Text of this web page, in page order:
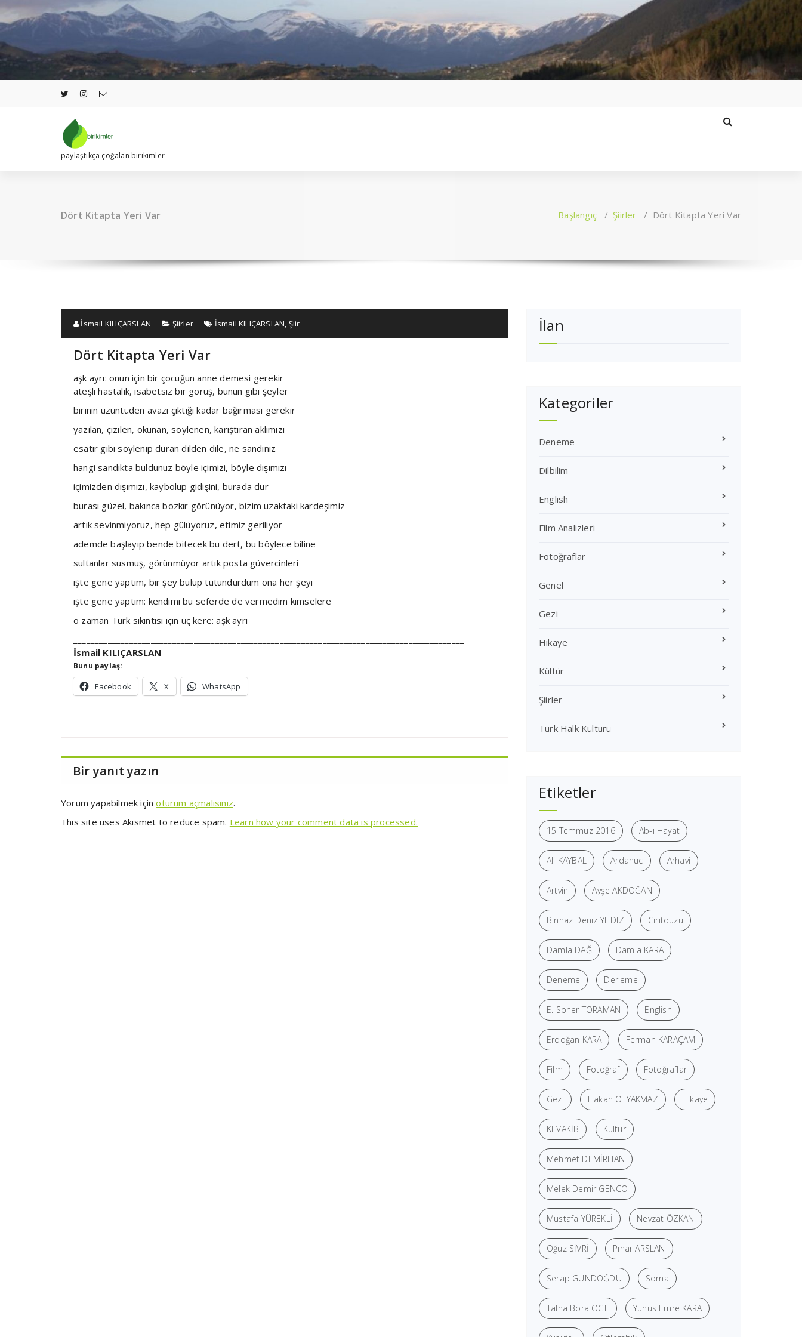
İçeriğe
geç
paylaştıkça çoğalan birikimler
Dört Kitapta Yeri Var Başlangıç/Şiirler / Dört Kitapta Yeri Var
İsmail KILIÇARSLAN Şiirler İsmail KILIÇARSLAN, Şiir
Dört Kitapta Yeri Var
aşk ayrı: onun için bir çocuğun anne demesi gerekir
ateşli hastalık, isabetsiz bir görüş, bunun gibi şeyler
birinin üzüntüden avazı çıktığı kadar bağırması gerekir
yazılan, çizilen, okunan, söylenen, karıştıran aklımızı
esatir gibi söylenip duran dilden dile, ne sandınız
hangi sandıkta buldunuz böyle içimizi, böyle dışımızı
içimizden dışımızı, kaybolup gidişini, burada dur
burası güzel, bakınca bozkır görünüyor, bizim uzaktaki kardeşimiz
artık sevinmiyoruz, hep gülüyoruz, etimiz geriliyor
ademde başlayıp bende bitecek bu dert, bu böylece biline
sultanlar susmuş, görünmüyor artık posta güvercinleri
işte gene yaptım, bir şey bulup tutundurdum ona her şeyi
işte gene yaptım: kendimi bu seferde de vermedim kimselere
o zaman Türk sıkıntısı için üç kere: aşk ayrı
İsmail KILIÇARSLAN
Bunu paylaş:
Facebook X WhatsApp
Bir yanıt yazın
Yorum yapabilmek içinoturum açmalısınız.
This site uses Akismet to reduce spam. Learn how your comment data is processed.
İlan
Kategoriler
Deneme
Dilbilim
English
Film Analizleri
Fotoğraflar
Genel
Gezi
Hikaye
Kültür
Şiirler
Türk Halk Kültürü
Etiketler
15 Temmuz 2016 Ab-ı Hayat
Ali KAYBAL Ardanuc Arhavi
Artvin Ayşe AKDOĞAN
Binnaz Deniz YILDIZ Ciritdüzü
Damla DAĞ Damla KARA
Deneme Derleme
E. Soner TORAMAN English
Erdoğan KARA Ferman KARAÇAM
Film Fotoğraf Fotoğraflar
Gezi Hakan OTYAKMAZ Hikaye
KEVAKİB Kültür
Mehmet DEMİRHAN
Melek Demir GENCO
Mustafa YÜREKLİ Nevzat ÖZKAN
Oğuz SİVRİ Pınar ARSLAN
Serap GÜNDOĞDU Soma
Talha Bora ÖGE Yunus Emre KARA